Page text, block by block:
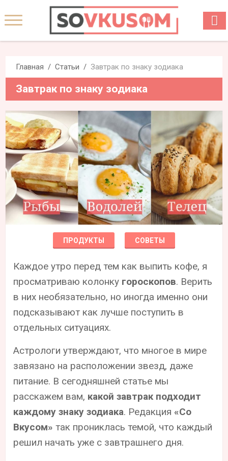
Главная Статьи Завтрак по знаку зодиака
Завтрак по знаку зодиака
ПРОДУКТЫ СОВЕТЫ
Каждое утро перед тем как выпить кофе, я
просматриваю колонку гороскопов. Верить
в них необязательно, но иногда именно они
подсказывают как лучше поступить в
отдельных ситуациях.
Астрологи утверждают, что многое в мире
завязано на расположении звезд, даже
питание. В сегодняшней статье мы
расскажем вам, какой завтрак подходит
каждому знаку зодиака. Редакция «Со
Вкусом» так прониклась темой, что каждый
решил начать уже с завтрашнего дня.